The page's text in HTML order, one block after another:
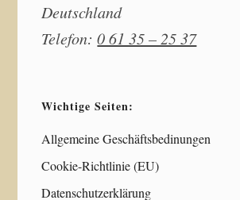
Deutschland
Telefon:0 61 35 – 25 37
Wichtige Seiten:
Allgemeine Geschäftsbedinungen
Cookie-Richtlinie (EU)
Datenschutzerklärung